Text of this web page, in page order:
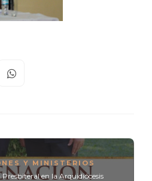
Y MINISTERIOS
en la Arquidiócesis